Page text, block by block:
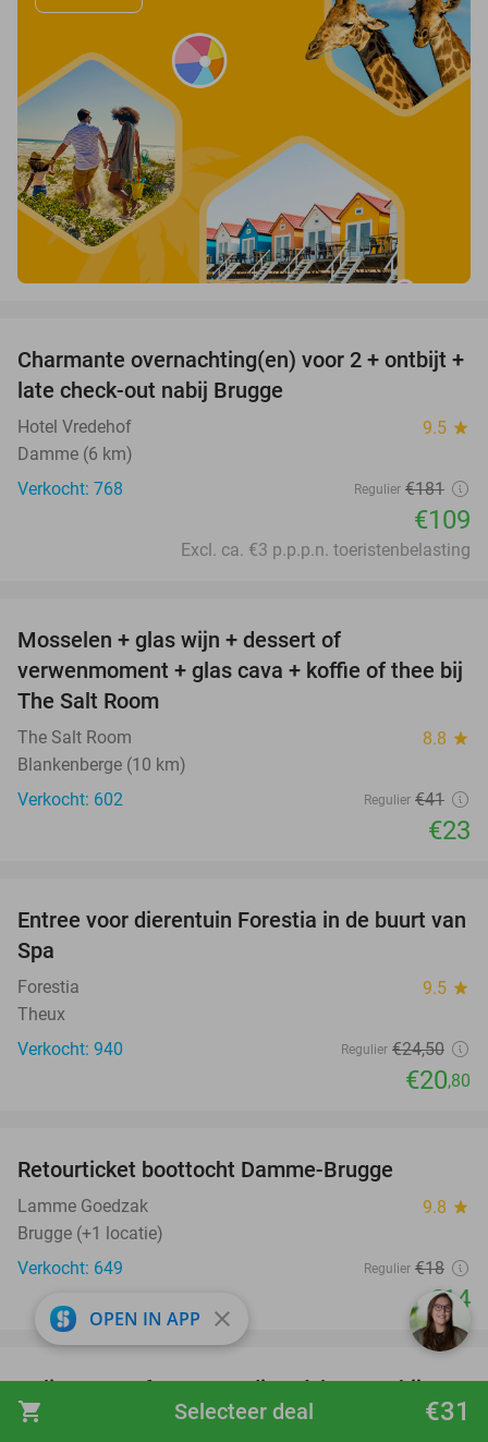
shopping_cart €31
Selecteer deal
40%
Charmante overnachting(en) voor 2 + ontbijt +
late check-out nabij Brugge
Hotel Vredehof 9.5 star
Damme (6 km)
Verkocht: 768
Regulier €181
€109
Excl. ca. €3 p.p.p.n. toeristenbelasting
Mosselen + glas wijn + dessert of
verwenmoment + glas cava + koffie of thee bij
The Salt Room
The Salt Room 8.8 star
Blankenberge (10 km)
Verkocht: 602
Regulier €41
€23
15%
Entree voor dierentuin Forestia in de buurt van
Spa
Forestia 9.5 star
Theux
Verkocht: 940
Regulier €24,50
€20,80
Retourticket boottocht Damme-Brugge
Lamme Goedzak 9.8 star
Brugge (+1 locatie)
Verkocht: 649
Regulier €18
€14
27%
favorite_border
Italiaans 2- of 3-gangendiner à la carte bij
Bella Italia Brugge
OPEN IN APP close